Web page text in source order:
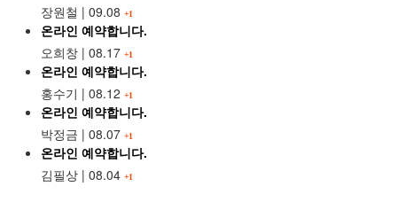
장원철 | 09.08 +1
온라인 예약합니다.
오희창 | 08.17 +1
온라인 예약합니다.
홍수기 | 08.12 +1
온라인 예약합니다.
박정금 | 08.07 +1
온라인 예약합니다.
김필상 | 08.04 +1